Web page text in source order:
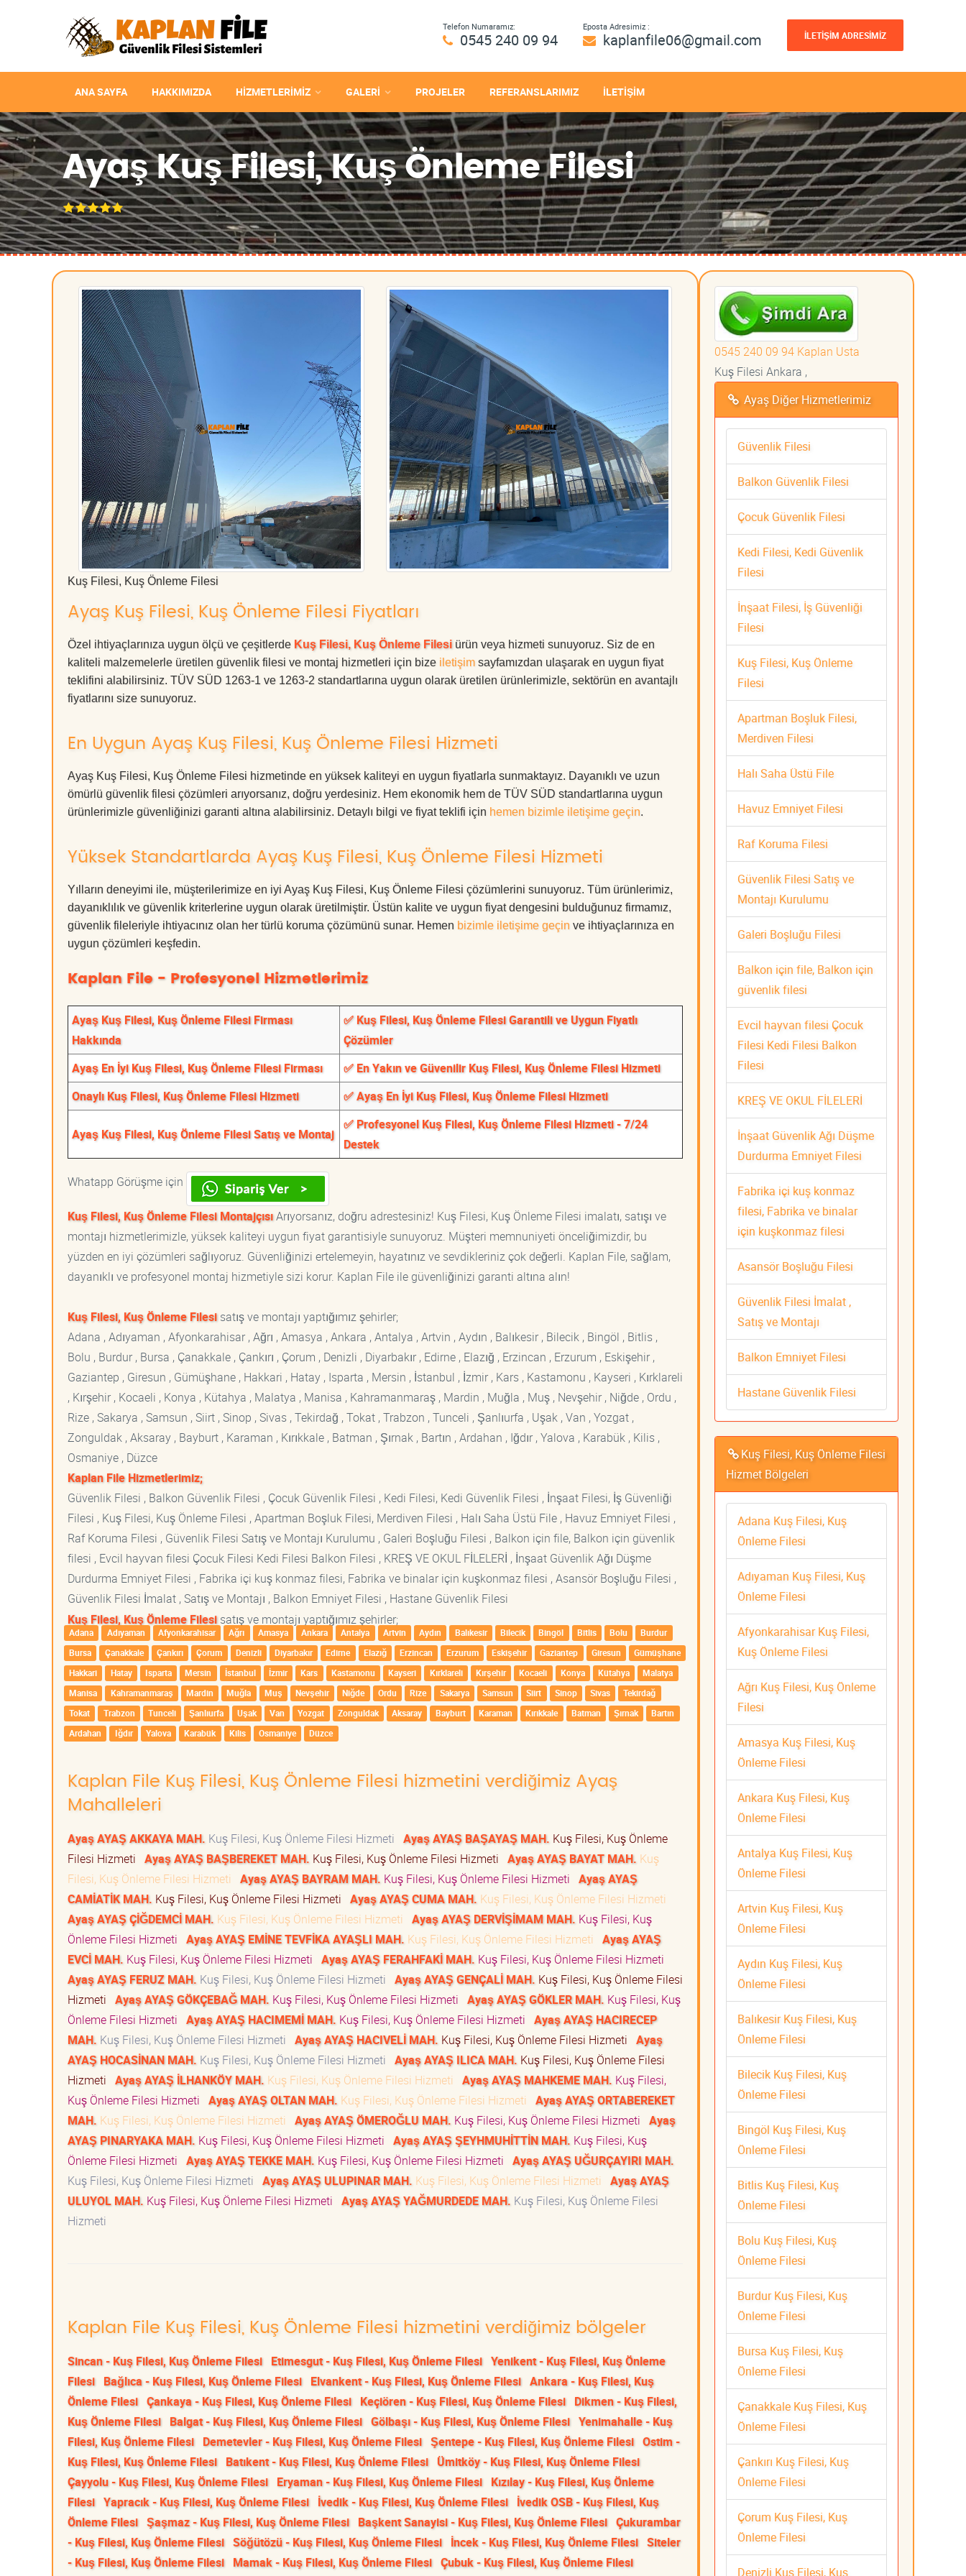
Telefon Numaramız:
0545 240 09 94
Eposta Adresimiz :
kaplanfile06@gmail.com İLETİŞİM ADRESİMİZ
ANA SAYFA HAKKIMIZDA HIZMETLERIMIZ GALERİ PROJELER REFERANSLARIMIZ İLETİŞİM
Ayaş Kuş Filesi, Kuş Önleme Filesi
Kuş Filesi, Kuş Önleme Filesi
Ayaş Kuş Filesi, Kuş Önleme Filesi Fiyatları
Özel ihtiyaçlarınıza uygun ölçü ve çeşitlerde Kuş Filesi, Kuş Önleme Filesi ürün veya hizmeti sunuyoruz. Siz de en
kaliteli malzemelerle üretilen güvenlik filesi ve montaj hizmetleri için bize iletişim sayfamızdan ulaşarak en uygun fiyat
teklifini alabilirsiniz. TÜV SÜD 1263-1 ve 1263-2 standartlarına uygun olarak üretilen ürünlerimizle, sektörün en avantajlı
fiyatlarını size sunuyoruz.
En Uygun Ayaş Kuş Filesi, Kuş Önleme Filesi Hizmeti
Ayaş Kuş Filesi, Kuş Önleme Filesi hizmetinde en yüksek kaliteyi en uygun fiyatlarla sunmaktayız. Dayanıklı ve uzun
ömürlü güvenlik filesi çözümleri arıyorsanız, doğru yerdesiniz. Hem ekonomik hem de TÜV SÜD standartlarına uygun
ürünlerimizle güvenliğinizi garanti altına alabilirsiniz. Detaylı bilgi ve fiyat teklifi için hemen bizimle iletişime geçin.
Yüksek Standartlarda Ayaş Kuş Filesi, Kuş Önleme Filesi Hizmeti
Yılların deneyimi ile, müşterilerimize en iyi Ayaş Kuş Filesi, Kuş Önleme Filesi çözümlerini sunuyoruz. Tüm ürünlerimiz,
dayanıklılık ve güvenlik kriterlerine uygun olarak üretilmiştir. Üstün kalite ve uygun fiyat dengesini bulduğunuz firmamız,
güvenlik fileleriyle ihtiyacınız olan her türlü koruma çözümünü sunar. Hemen bizimle iletişime geçin ve ihtiyaçlarınıza en
uygun çözümleri keşfedin.
Kaplan File - Profesyonel Hizmetlerimiz
Ayaş Kuş Filesi, Kuş Önleme Filesi Firması
Hakkında
✅ Kuş Filesi, Kuş Önleme Filesi Garantili ve Uygun Fiyatlı
Çözümler
Ayaş En İyi Kuş Filesi, Kuş Önleme Filesi Firması
✅ En Yakın ve Güvenilir Kuş Filesi, Kuş Önleme Filesi Hizmeti
Onaylı Kuş Filesi, Kuş Önleme Filesi Hizmeti
✅ Ayaş En İyi Kuş Filesi, Kuş Önleme Filesi Hizmeti
Ayaş Kuş Filesi, Kuş Önleme Filesi Satış ve Montaj
✅ Profesyonel Kuş Filesi, Kuş Önleme Filesi Hizmeti - 7/24
Destek
Whatapp Görüşme için
Kuş Filesi, Kuş Önleme Filesi MontajçısıArıyorsanız, doğru adrestesiniz! Kuş Filesi, Kuş Önleme Filesi imalatı, satışı ve
montajı hizmetlerimizle, yüksek kaliteyi uygun fiyat garantisiyle sunuyoruz. Müşteri memnuniyeti önceliğimizdir, bu
yüzden en iyi çözümleri sağlıyoruz. Güvenliğinizi ertelemeyin, hayatınız ve sevdikleriniz çok değerli. Kaplan File, sağlam,
dayanıklı ve profesyonel montaj hizmetiyle sizi korur. Kaplan File ile güvenliğinizi garanti altına alın!
Kuş Filesi, Kuş Önleme Filesisatış ve montajı yaptığımız şehirler;
Adana , Adıyaman , Afyonkarahisar , Ağrı , Amasya , Ankara , Antalya , Artvin , Aydın , Balıkesir , Bilecik , Bingöl , Bitlis ,
Bolu , Burdur , Bursa , Çanakkale , Çankırı , Çorum , Denizli , Diyarbakır , Edirne , Elazığ , Erzincan , Erzurum , Eskişehir ,
Gaziantep , Giresun , Gümüşhane , Hakkari , Hatay , Isparta , Mersin , İstanbul , İzmir , Kars , Kastamonu , Kayseri , Kırklareli
, Kırşehir , Kocaeli , Konya , Kütahya , Malatya , Manisa , Kahramanmaraş , Mardin , Muğla , Muş , Nevşehir , Niğde , Ordu ,
Rize , Sakarya , Samsun , Siirt , Sinop , Sivas , Tekirdağ , Tokat , Trabzon , Tunceli , Şanlıurfa , Uşak , Van , Yozgat ,
Zonguldak , Aksaray , Bayburt , Karaman , Kırıkkale , Batman , Şırnak , Bartın , Ardahan , Iğdır , Yalova , Karabük , Kilis ,
Osmaniye , Düzce
Kaplan File Hizmetlerimiz;
Güvenlik Filesi , Balkon Güvenlik Filesi , Çocuk Güvenlik Filesi , Kedi Filesi, Kedi Güvenlik Filesi , İnşaat Filesi, İş Güvenliği
Filesi , Kuş Filesi, Kuş Önleme Filesi , Apartman Boşluk Filesi, Merdiven Filesi , Halı Saha Üstü File , Havuz Emniyet Filesi ,
Raf Koruma Filesi , Güvenlik Filesi Satış ve Montajı Kurulumu , Galeri Boşluğu Filesi , Balkon için file, Balkon için güvenlik
filesi , Evcil hayvan filesi Çocuk Filesi Kedi Filesi Balkon Filesi , KREŞ VE OKUL FİLELERİ , İnşaat Güvenlik Ağı Düşme
Durdurma Emniyet Filesi , Fabrika içi kuş konmaz filesi, Fabrika ve binalar için kuşkonmaz filesi , Asansör Boşluğu Filesi ,
Güvenlik Filesi İmalat , Satış ve Montajı , Balkon Emniyet Filesi , Hastane Güvenlik Filesi
Kuş Filesi, Kuş Önleme Filesisatış ve montajı yaptığımız şehirler;
Adana Adıyaman Afyonkarahisar Ağrı Amasya Ankara Antalya Artvin Aydın Balıkesir Bilecik Bingöl Bitlis Bolu
Burdur
Bursa
Çanakkale Çankırı Çorum Denizli Diyarbakır Edirne Elazığ Erzincan Erzurum Eskişehir Gaziantep Giresun
Gümüşhane
Hakkari
Hatay Isparta Mersin İstanbul İzmir Kars Kastamonu Kayseri Kırklareli Kırşehir Kocaeli Konya Kütahya
Malatya
Manisa
Kahramanmaraş Mardin Muğla Muş Nevşehir Niğde Ordu Rize Sakarya Samsun Siirt Sinop Sivas
Tekirdağ
Tokat
Trabzon Tunceli Şanlıurfa Uşak Van Yozgat Zonguldak Aksaray Bayburt Karaman Kırıkkale Batman Şırnak
Bartın
Ardahan
Iğdır Yalova Karabük Kilis Osmaniye Düzce
Kaplan File Kuş Filesi, Kuş Önleme Filesi hizmetini verdiğimiz Ayaş
Mahalleleri
Ayaş AYAŞ AKKAYA MAH. Kuş Filesi, Kuş Önleme Filesi Hizmeti Ayaş AYAŞ BAŞAYAŞ MAH. Kuş Filesi, Kuş Önleme
Filesi Hizmeti Ayaş AYAŞ BAŞBEREKET MAH. Kuş Filesi, Kuş Önleme Filesi Hizmeti Ayaş AYAŞ BAYAT MAH. Kuş
Filesi, Kuş Önleme Filesi Hizmeti Ayaş AYAŞ BAYRAM MAH. Kuş Filesi, Kuş Önleme Filesi Hizmeti Ayaş AYAŞ
CAMİATİK MAH. Kuş Filesi, Kuş Önleme Filesi Hizmeti Ayaş AYAŞ CUMA MAH. Kuş Filesi, Kuş Önleme Filesi Hizmeti
Ayaş AYAŞ ÇİĞDEMCİ MAH. Kuş Filesi, Kuş Önleme Filesi Hizmeti Ayaş AYAŞ DERVİŞİMAM MAH. Kuş Filesi, Kuş
Önleme Filesi Hizmeti Ayaş AYAŞ EMİNE TEVFİKA AYAŞLI MAH. Kuş Filesi, Kuş Önleme Filesi Hizmeti Ayaş AYAŞ
EVCİ MAH. Kuş Filesi, Kuş Önleme Filesi Hizmeti Ayaş AYAŞ FERAHFAKİ MAH. Kuş Filesi, Kuş Önleme Filesi Hizmeti
Ayaş AYAŞ FERUZ MAH. Kuş Filesi, Kuş Önleme Filesi Hizmeti Ayaş AYAŞ GENÇALİ MAH. Kuş Filesi, Kuş Önleme Filesi
Hizmeti Ayaş AYAŞ GÖKÇEBAĞ MAH. Kuş Filesi, Kuş Önleme Filesi Hizmeti Ayaş AYAŞ GÖKLER MAH. Kuş Filesi, Kuş
Önleme Filesi Hizmeti Ayaş AYAŞ HACIMEMİ MAH. Kuş Filesi, Kuş Önleme Filesi Hizmeti Ayaş AYAŞ HACIRECEP
MAH. Kuş Filesi, Kuş Önleme Filesi Hizmeti Ayaş AYAŞ HACIVELİ MAH. Kuş Filesi, Kuş Önleme Filesi Hizmeti Ayaş
AYAŞ HOCASİNAN MAH. Kuş Filesi, Kuş Önleme Filesi Hizmeti Ayaş AYAŞ ILICA MAH. Kuş Filesi, Kuş Önleme Filesi
Hizmeti Ayaş AYAŞ İLHANKÖY MAH. Kuş Filesi, Kuş Önleme Filesi Hizmeti Ayaş AYAŞ MAHKEME MAH. Kuş Filesi,
Kuş Önleme Filesi Hizmeti Ayaş AYAŞ OLTAN MAH. Kuş Filesi, Kuş Önleme Filesi Hizmeti Ayaş AYAŞ ORTABEREKET
MAH. Kuş Filesi, Kuş Önleme Filesi Hizmeti Ayaş AYAŞ ÖMEROĞLU MAH. Kuş Filesi, Kuş Önleme Filesi Hizmeti Ayaş
AYAŞ PINARYAKA MAH. Kuş Filesi, Kuş Önleme Filesi Hizmeti Ayaş AYAŞ ŞEYHMUHİTTİN MAH. Kuş Filesi, Kuş
Önleme Filesi Hizmeti Ayaş AYAŞ TEKKE MAH. Kuş Filesi, Kuş Önleme Filesi Hizmeti Ayaş AYAŞ UĞURÇAYIRI MAH.
Kuş Filesi, Kuş Önleme Filesi Hizmeti Ayaş AYAŞ ULUPINAR MAH. Kuş Filesi, Kuş Önleme Filesi Hizmeti Ayaş AYAŞ
ULUYOL MAH. Kuş Filesi, Kuş Önleme Filesi Hizmeti Ayaş AYAŞ YAĞMURDEDE MAH. Kuş Filesi, Kuş Önleme Filesi
Hizmeti
Kaplan File Kuş Filesi, Kuş Önleme Filesi hizmetini verdiğimiz bölgeler
Sincan - Kuş Filesi, Kuş Önleme Filesi Etimesgut - Kuş Filesi, Kuş Önleme Filesi Yenikent - Kuş Filesi, Kuş Önleme
Filesi Bağlıca - Kuş Filesi, Kuş Önleme Filesi Elvankent - Kuş Filesi, Kuş Önleme Filesi Ankara - Kuş Filesi, Kuş
Önleme Filesi Çankaya - Kuş Filesi, Kuş Önleme Filesi Keçiören - Kuş Filesi, Kuş Önleme Filesi Dikmen - Kuş Filesi,
Kuş Önleme Filesi Balgat - Kuş Filesi, Kuş Önleme Filesi Gölbaşı - Kuş Filesi, Kuş Önleme Filesi Yenimahalle - Kuş
Filesi, Kuş Önleme Filesi Demetevler - Kuş Filesi, Kuş Önleme Filesi Şentepe - Kuş Filesi, Kuş Önleme Filesi Ostim -
Kuş Filesi, Kuş Önleme Filesi Batıkent - Kuş Filesi, Kuş Önleme Filesi Ümitköy - Kuş Filesi, Kuş Önleme Filesi
Çayyolu - Kuş Filesi, Kuş Önleme Filesi Eryaman - Kuş Filesi, Kuş Önleme Filesi Kızılay - Kuş Filesi, Kuş Önleme
Filesi Yapracık - Kuş Filesi, Kuş Önleme Filesi İvedik - Kuş Filesi, Kuş Önleme Filesi İvedik OSB - Kuş Filesi, Kuş
Önleme Filesi Şaşmaz - Kuş Filesi, Kuş Önleme Filesi Başkent Sanayisi - Kuş Filesi, Kuş Önleme Filesi Çukurambar
- Kuş Filesi, Kuş Önleme Filesi Söğütözü - Kuş Filesi, Kuş Önleme Filesi İncek - Kuş Filesi, Kuş Önleme Filesi Siteler
- Kuş Filesi, Kuş Önleme Filesi Mamak - Kuş Filesi, Kuş Önleme Filesi Çubuk - Kuş Filesi, Kuş Önleme Filesi
0545 240 09 94 Kaplan Usta
Kuş Filesi Ankara ,
Ayaş Diğer Hizmetlerimiz
Güvenlik Filesi
Balkon Güvenlik Filesi
Çocuk Güvenlik Filesi
Kedi Filesi, Kedi Güvenlik
Filesi
İnşaat Filesi, İş Güvenliği
Filesi
Kuş Filesi, Kuş Önleme
Filesi
Apartman Boşluk Filesi,
Merdiven Filesi
Halı Saha Üstü File
Havuz Emniyet Filesi
Raf Koruma Filesi
Güvenlik Filesi Satış ve
Montajı Kurulumu
Galeri Boşluğu Filesi
Balkon için file, Balkon için
güvenlik filesi
Evcil hayvan filesi Çocuk
Filesi Kedi Filesi Balkon
Filesi
KREŞ VE OKUL FİLELERİ
İnşaat Güvenlik Ağı Düşme
Durdurma Emniyet Filesi
Fabrika içi kuş konmaz
filesi, Fabrika ve binalar
için kuşkonmaz filesi
Asansör Boşluğu Filesi
Güvenlik Filesi İmalat ,
Satış ve Montajı
Balkon Emniyet Filesi
Hastane Güvenlik Filesi
Kuş Filesi, Kuş Önleme Filesi
Hizmet Bölgeleri
Adana Kuş Filesi, Kuş
Önleme Filesi
Adıyaman Kuş Filesi, Kuş
Önleme Filesi
Afyonkarahisar Kuş Filesi,
Kuş Önleme Filesi
Ağrı Kuş Filesi, Kuş Önleme
Filesi
Amasya Kuş Filesi, Kuş
Önleme Filesi
Ankara Kuş Filesi, Kuş
Önleme Filesi
Antalya Kuş Filesi, Kuş
Önleme Filesi
Artvin Kuş Filesi, Kuş
Önleme Filesi
Aydın Kuş Filesi, Kuş
Önleme Filesi
Balıkesir Kuş Filesi, Kuş
Önleme Filesi
Bilecik Kuş Filesi, Kuş
Önleme Filesi
Bingöl Kuş Filesi, Kuş
Önleme Filesi
Bitlis Kuş Filesi, Kuş
Önleme Filesi
Bolu Kuş Filesi, Kuş
Önleme Filesi
Burdur Kuş Filesi, Kuş
Önleme Filesi
Bursa Kuş Filesi, Kuş
Önleme Filesi
Çanakkale Kuş Filesi, Kuş
Önleme Filesi
Çankırı Kuş Filesi, Kuş
Önleme Filesi
Çorum Kuş Filesi, Kuş
Önleme Filesi
Denizli Kuş Filesi, Kuş